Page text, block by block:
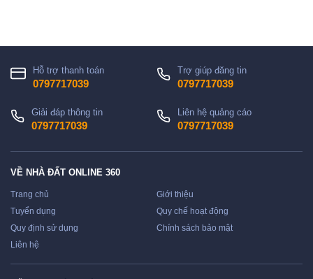
Hỗ trợ thanh toán
0797717039
Trợ giúp đăng tin
0797717039
Giải đáp thông tin
0797717039
Liên hệ quảng cáo
0797717039
VỀ NHÀ ĐẤT ONLINE 360
Trang chủ
Giới thiệu
Tuyển dụng
Quy chế hoạt động
Quy định sử dụng
Chính sách bảo mật
Liên hệ